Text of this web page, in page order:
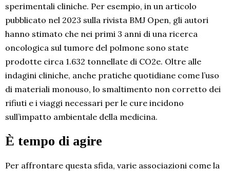
sperimentali cliniche. Per esempio, in un articolo
pubblicato nel 2023 sulla rivista BMJ Open, gli autori
hanno stimato che nei primi 3 anni di una ricerca
oncologica sul tumore del polmone sono state
prodotte circa 1.632 tonnellate di CO2e. Oltre alle
indagini cliniche, anche pratiche quotidiane come l’uso
di materiali monouso, lo smaltimento non corretto dei
rifiuti e i viaggi necessari per le cure incidono
sull’impatto ambientale della medicina.
È tempo di agire
Per affrontare questa sfida, varie associazioni come la